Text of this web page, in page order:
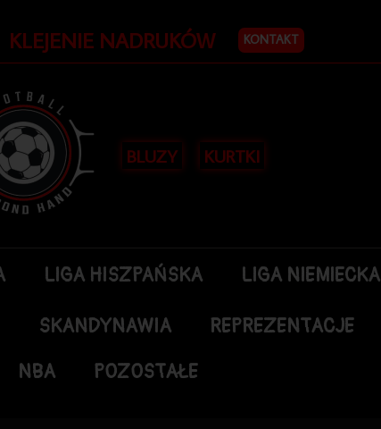
KLEJENIE NADRUKÓW KONTAKT
BLUZY KURTKI
LIGA HISZPAŃSKA LIGA NIEMIECKA
SKANDYNAWIA REPREZENTACJE
NBA POZOSTAŁE